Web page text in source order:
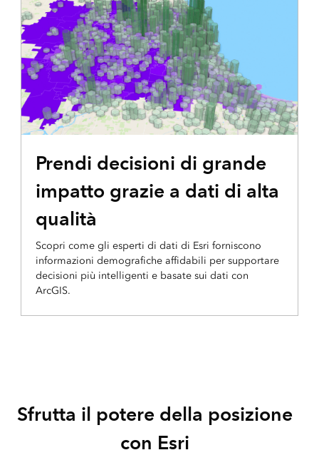
BLOG ARCGIS
Prendi decisioni di grande
impatto grazie a dati di alta
qualità
Scopri come gli esperti di dati di Esri forniscono
informazioni demografiche affidabili per supportare
decisioni più intelligenti e basate sui dati con
ArcGIS.
Sfrutta il potere della posizione
con Esri